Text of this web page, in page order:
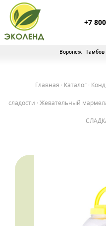
+7
Воронеж Тамбов
Главная · Каталог ·
сладости · Жевательный